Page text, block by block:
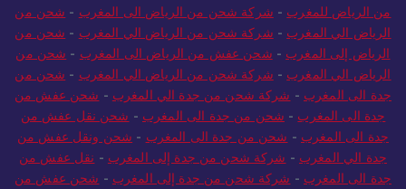
من الرياض للمغرب - شركة شحن من الرياض الى المغرب - شحن من
الرياض الي المغرب - شركة شحن من الرياض الي المغرب - شحن من
الرياض إلى المغرب - شحن عفش من الرياض الى المغرب - شحن من
الرياض الي المغرب - شركة شحن من الرياض الي المغرب - شحن من
جدة الى المغرب - شركة شحن من جدة الي المغرب - شحن عفش من
جدة الى المغرب - شحن من جدة الى المغرب - شحن نقل عفش من
جدة الى المغرب - شحن من جدة الى المغرب - شحن ونقل عفش من
جدة الي المغرب - شركة شحن من جدة إلى المغرب - نقل عفش من
جدة الى المغرب - شركة شحن من جدة إلى المغرب - شحن عفش من